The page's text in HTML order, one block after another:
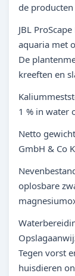
de producten
JBL
aquaria met
De
kreeften en
1 % in water
Netto
GmbH & Co
oplosbare
Tegen vorst
huisdieren